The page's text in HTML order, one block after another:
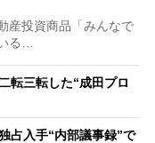
産投資商品「みんなで
る…
転三転した“成田プロ
占入手“内部議事録”で